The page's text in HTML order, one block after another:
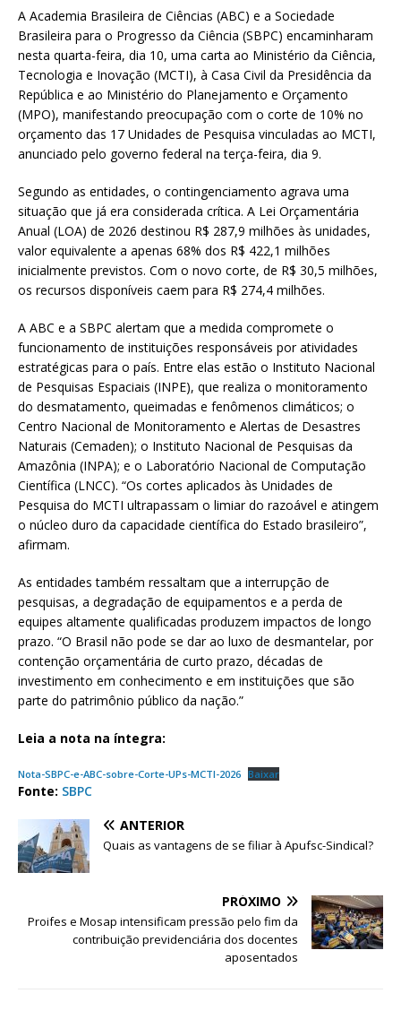
A Academia Brasileira de Ciências (ABC) e a Sociedade
Brasileira para o Progresso da Ciência (SBPC) encaminharam
nesta quarta-feira, dia 10, uma carta ao Ministério da Ciência,
Tecnologia e Inovação (MCTI), à Casa Civil da Presidência da
República e ao Ministério do Planejamento e Orçamento
(MPO), manifestando preocupação com o corte de 10% no
orçamento das 17 Unidades de Pesquisa vinculadas ao MCTI,
anunciado pelo governo federal na terça-feira, dia 9.
Segundo as entidades, o contingenciamento agrava uma
situação que já era considerada crítica. A Lei Orçamentária
Anual (LOA) de 2026 destinou R$ 287,9 milhões às unidades,
valor equivalente a apenas 68% dos R$ 422,1 milhões
inicialmente previstos. Com o novo corte, de R$ 30,5 milhões,
os recursos disponíveis caem para R$ 274,4 milhões.
A ABC e a SBPC alertam que a medida compromete o
funcionamento de instituições responsáveis por atividades
estratégicas para o país. Entre elas estão o Instituto Nacional
de Pesquisas Espaciais (INPE), que realiza o monitoramento
do desmatamento, queimadas e fenômenos climáticos; o
Centro Nacional de Monitoramento e Alertas de Desastres
Naturais (Cemaden); o Instituto Nacional de Pesquisas da
Amazônia (INPA); e o Laboratório Nacional de Computação
Científica (LNCC). “Os cortes aplicados às Unidades de
Pesquisa do MCTI ultrapassam o limiar do razoável e atingem
o núcleo duro da capacidade científica do Estado brasileiro”,
afirmam.
As entidades também ressaltam que a interrupção de
pesquisas, a degradação de equipamentos e a perda de
equipes altamente qualificadas produzem impactos de longo
prazo. “O Brasil não pode se dar ao luxo de desmantelar, por
contenção orçamentária de curto prazo, décadas de
investimento em conhecimento e em instituições que são
parte do patrimônio público da nação.”
Leia a nota na íntegra:
Nota-SBPC-e-ABC-sobre-Corte-UPs-MCTI-2026 Baixar
Fonte: SBPC
ANTERIOR
Quais as vantagens de se filiar à Apufsc-Sindical?
PRÓXIMO
Proifes e Mosap intensificam pressão pelo fim da
contribuição previdenciária dos docentes
aposentados